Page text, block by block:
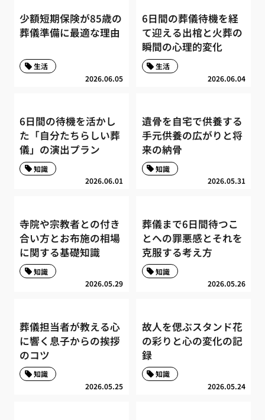
少額短期保険が85歳の
葬儀準備に最適な理由
2026.06.05
生活
6日間の葬儀待機を経
て迎える出棺と火葬の
瞬間の心理的変化
2026.06.04
生活
6日間の待機を活かし
た「自分たちらしい葬
儀」の演出プラン
2026.06.01
知識
遺骨を自宅で供養する
手元供養の広がりと将
来の納骨
2026.05.31
知識
寺院や宗教者との付き
合い方とお布施の相場
に関する基礎知識
2026.05.29
知識
葬儀まで6日間待つこ
とへの罪悪感とそれを
克服する考え方
2026.05.26
知識
葬儀担当者が教える心
に響く息子からの挨拶
のコツ
2026.05.25
知識
故人を偲ぶスタンド花
の彩りと心の変化の記
録
2026.05.24
知識